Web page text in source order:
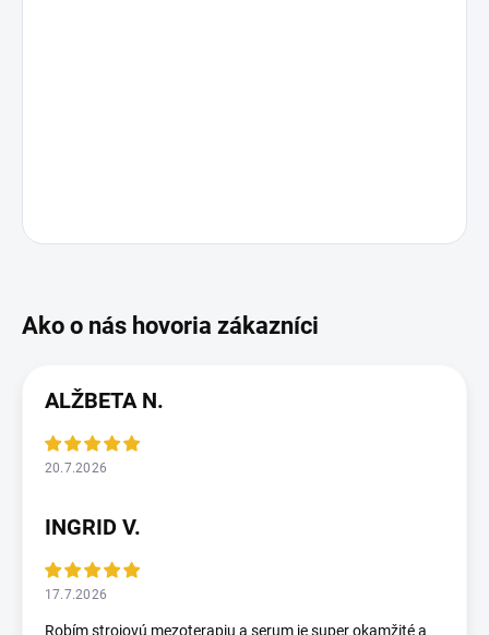
ALŽBETA N.
20.7.2026
INGRID V.
17.7.2026
Robím strojovú mezoterapiu a serum je super okamžité a